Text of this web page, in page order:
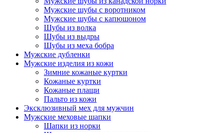
Мужские шубы с воротником
Мужские шубы с капюшоном
Шубы из волка
Шубы из выдры
Шубы из меха бобра
Мужские дубленки
Мужские изделия из кожи
Зимние кожаные куртки
Кожаные куртки
Кожаные плащи
Пальто из кожи
Эксклюзивный мех для мужчин
Мужские меховые шапки
Шапки из норки